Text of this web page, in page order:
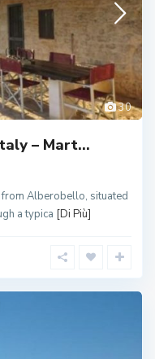
30
– Mart...
Alberobello, situated
a typica [Di Più]